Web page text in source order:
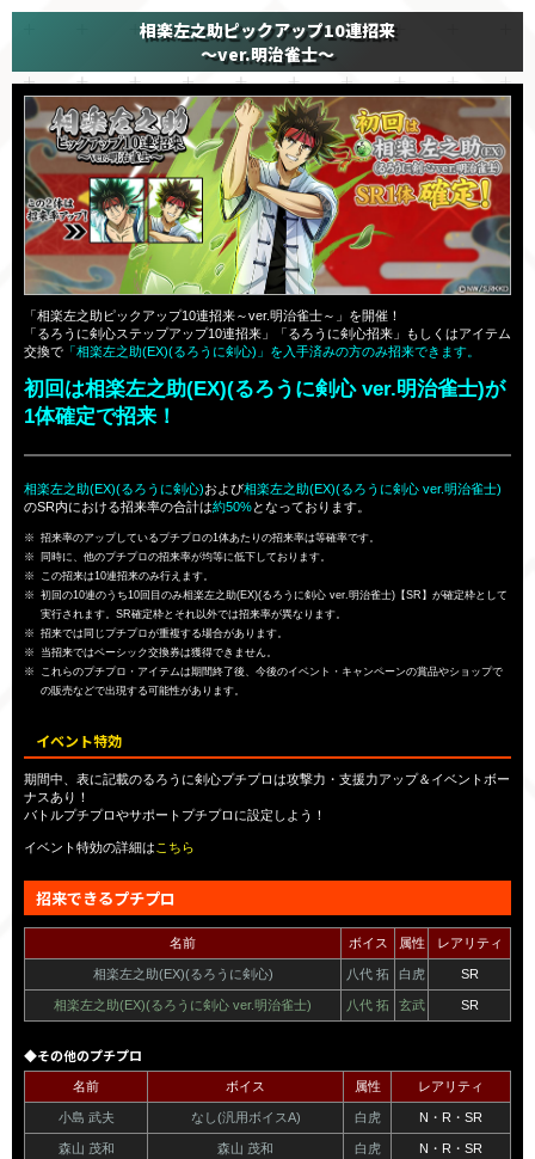
相楽左之助ピックアップ10連招来
～ver.明治雀士～
「相楽左之助ピックアップ10連招来～ver.明治雀士～」を開催！
「るろうに剣心ステップアップ10連招来」「るろうに剣心招来」もしくはアイテム
交換で 「相楽左之助(EX)(るろうに剣心)」を入手済みの方のみ招来できます。
初回は相楽左之助(EX)(るろうに剣心 ver.明治雀士)が
1体確定で招来！
相楽左之助(EX)(るろうに剣心)および相楽左之助(EX)(るろうに剣心 ver.明治雀士)
のSR内における招来率の合計は約50%となっております。
招来率のアップしているプチプロの1体あたりの招来率は等確率です。
同時に、他のプチプロの招来率が均等に低下しております。
この招来は10連招来のみ行えます。
初回の10連のうち10回目のみ相楽左之助(EX)(るろうに剣心 ver.明治雀士)【SR】が確定枠として
実行されます。SR確定枠とそれ以外では招来率が異なります。
招来では同じプチプロが重複する場合があります。
当招来ではベーシック交換券は獲得できません。
これらのプチプロ・アイテムは期間終了後、今後のイベント・キャンペーンの賞品やショップで
の販売などで出現する可能性があります。
イベント特効
期間中、表に記載のるろうに剣心プチプロは攻撃力・支援力アップ＆イベントボー
ナスあり！
バトルプチプロやサポートプチプロに設定しよう！
イベント特効の詳細は こちら
招来できるプチプロ
名前 ボイス 属性 レアリティ
相楽左之助(EX)(るろうに剣心) 八代 拓 白虎 SR
相楽左之助(EX)(るろうに剣心 ver.明治雀士) 八代 拓 玄武 SR
◆その他のプチプロ
名前 ボイス 属性 レアリティ
小島 武夫 なし(汎用ボイスA) 白虎 N・R・SR
森山 茂和 森山 茂和 白虎 N・R・SR